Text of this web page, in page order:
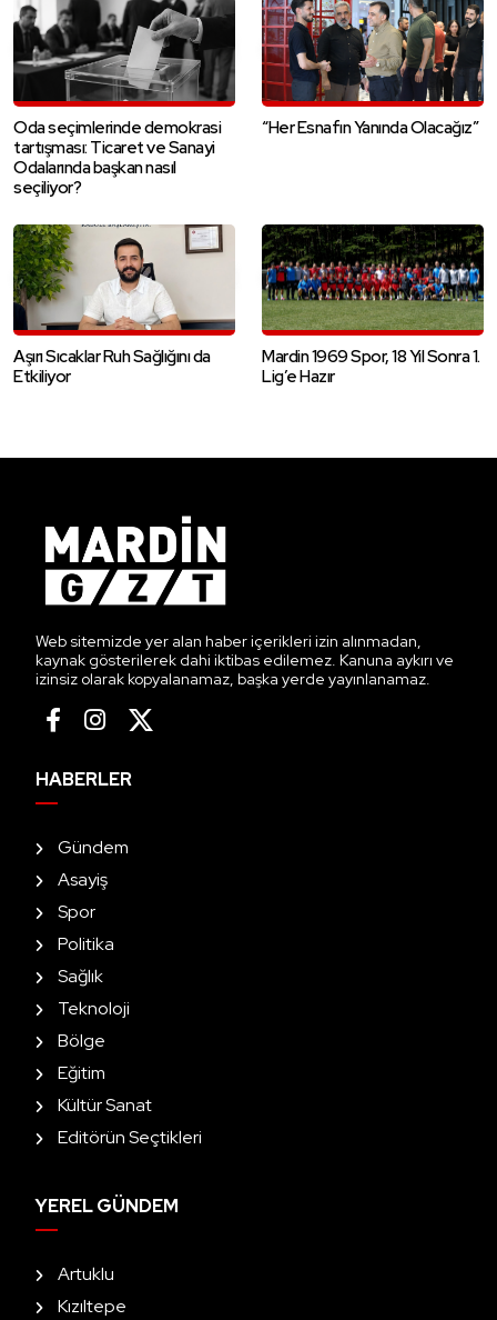
Oda seçimlerinde demokrasi
tartışması: Ticaret ve Sanayi
Odalarında başkan nasıl
seçiliyor?
“Her Esnafın Yanında Olacağız”
Aşırı Sıcaklar Ruh Sağlığını da
Etkiliyor
Mardin 1969 Spor, 18 Yıl Sonra 1.
Lig’e Hazır
Web sitemizde yer alan haber içerikleri izin alınmadan,
kaynak gösterilerek dahi iktibas edilemez. Kanuna aykırı ve
izinsiz olarak kopyalanamaz, başka yerde yayınlanamaz.
HABERLER
Gündem
Asayiş
Spor
Politika
Sağlık
Teknoloji
Bölge
Eğitim
Kültür Sanat
Editörün Seçtikleri
YEREL GÜNDEM
Artuklu
Kızıltepe